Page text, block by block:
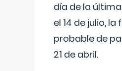
día de la
el 14 de julio, la
probable de
21 de abril.